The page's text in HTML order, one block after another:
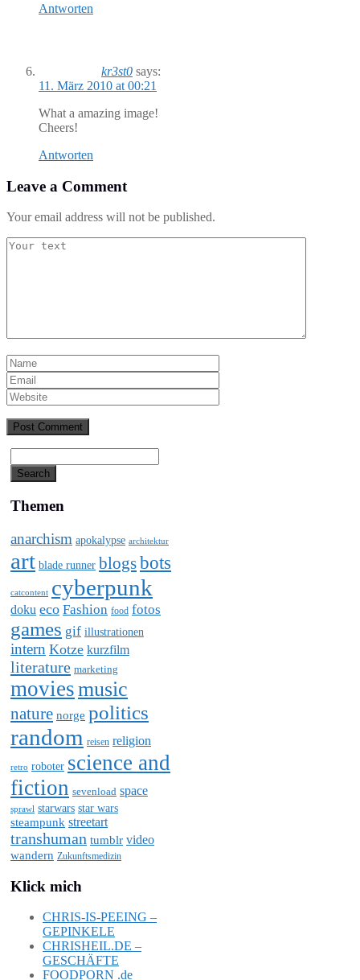
Antworten
kr3st0 says:
11. März 2010 at 00:21
What a amazing image!
Cheers!
Antworten
Leave a Comment
Your email address will not be published.
Themen
anarchism apokalypse architektur
art blade runner blogsbots
catcontent cyberpunk
doku eco Fashion food fotos
games gif illustrationen
intern Kotze kurzfilm
literature marketing
moviesmusic
nature norge politics
random reisen religion
retro roboter science and
fiction sevenload space
sprawl starwars star wars
steampunk streetart
transhuman tumblr video
wandern Zukunftsmedizin
Klick mich
CHRIS-IS-PEEING –
GEPINKELE
CHRISHEIL.DE –
GESCHÄFTE
FOODPORN .de